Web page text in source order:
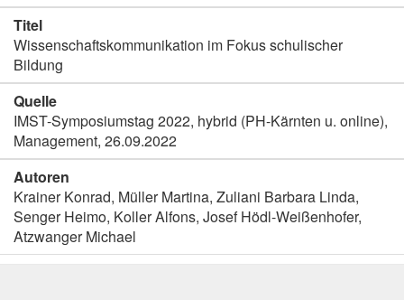
Titel
Wissenschaftskommunikation im Fokus schulischer
Bildung
Quelle
IMST-Symposiumstag 2022, hybrid (PH-Kärnten u. online),
Management, 26.09.2022
Autoren
Krainer Konrad, Müller Martina, Zuliani Barbara Linda,
Senger Heimo, Koller Alfons, Josef Hödl-Weißenhofer,
Atzwanger Michael